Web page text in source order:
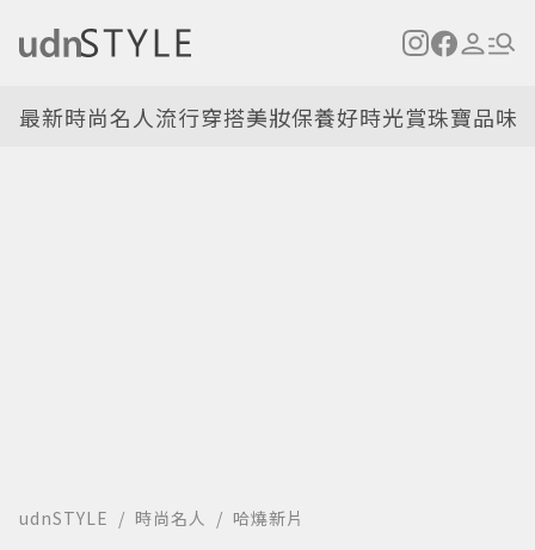
最新時尚名人流行穿搭美妝保養好時光賞珠寶品味
udnSTYLE 時尚名人 哈燒新片